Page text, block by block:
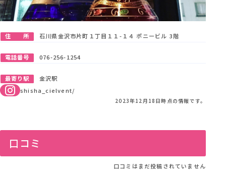
住 所 石川県金沢市片町１丁目１１-１４ ポニービル 3階
電話番号 076-256-1254
最寄り駅
金沢駅
shisha_cielvent/
2023年12月18日時点の情報です。
口コミ
口コミはまだ投稿されていません